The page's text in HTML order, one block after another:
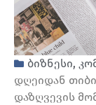
ბიზნესი,
დღეიდან
დაზღვევის